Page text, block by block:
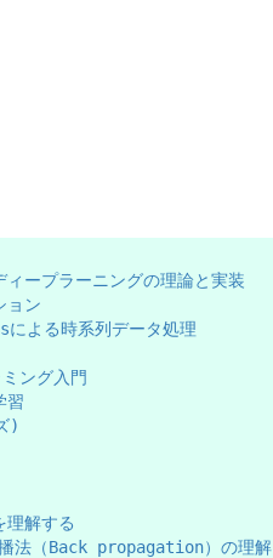
ープラーニングの理論と実装
ョン
よる時系列データ処理
ング入門
習
)
理解する
法（Back propagation）の理解